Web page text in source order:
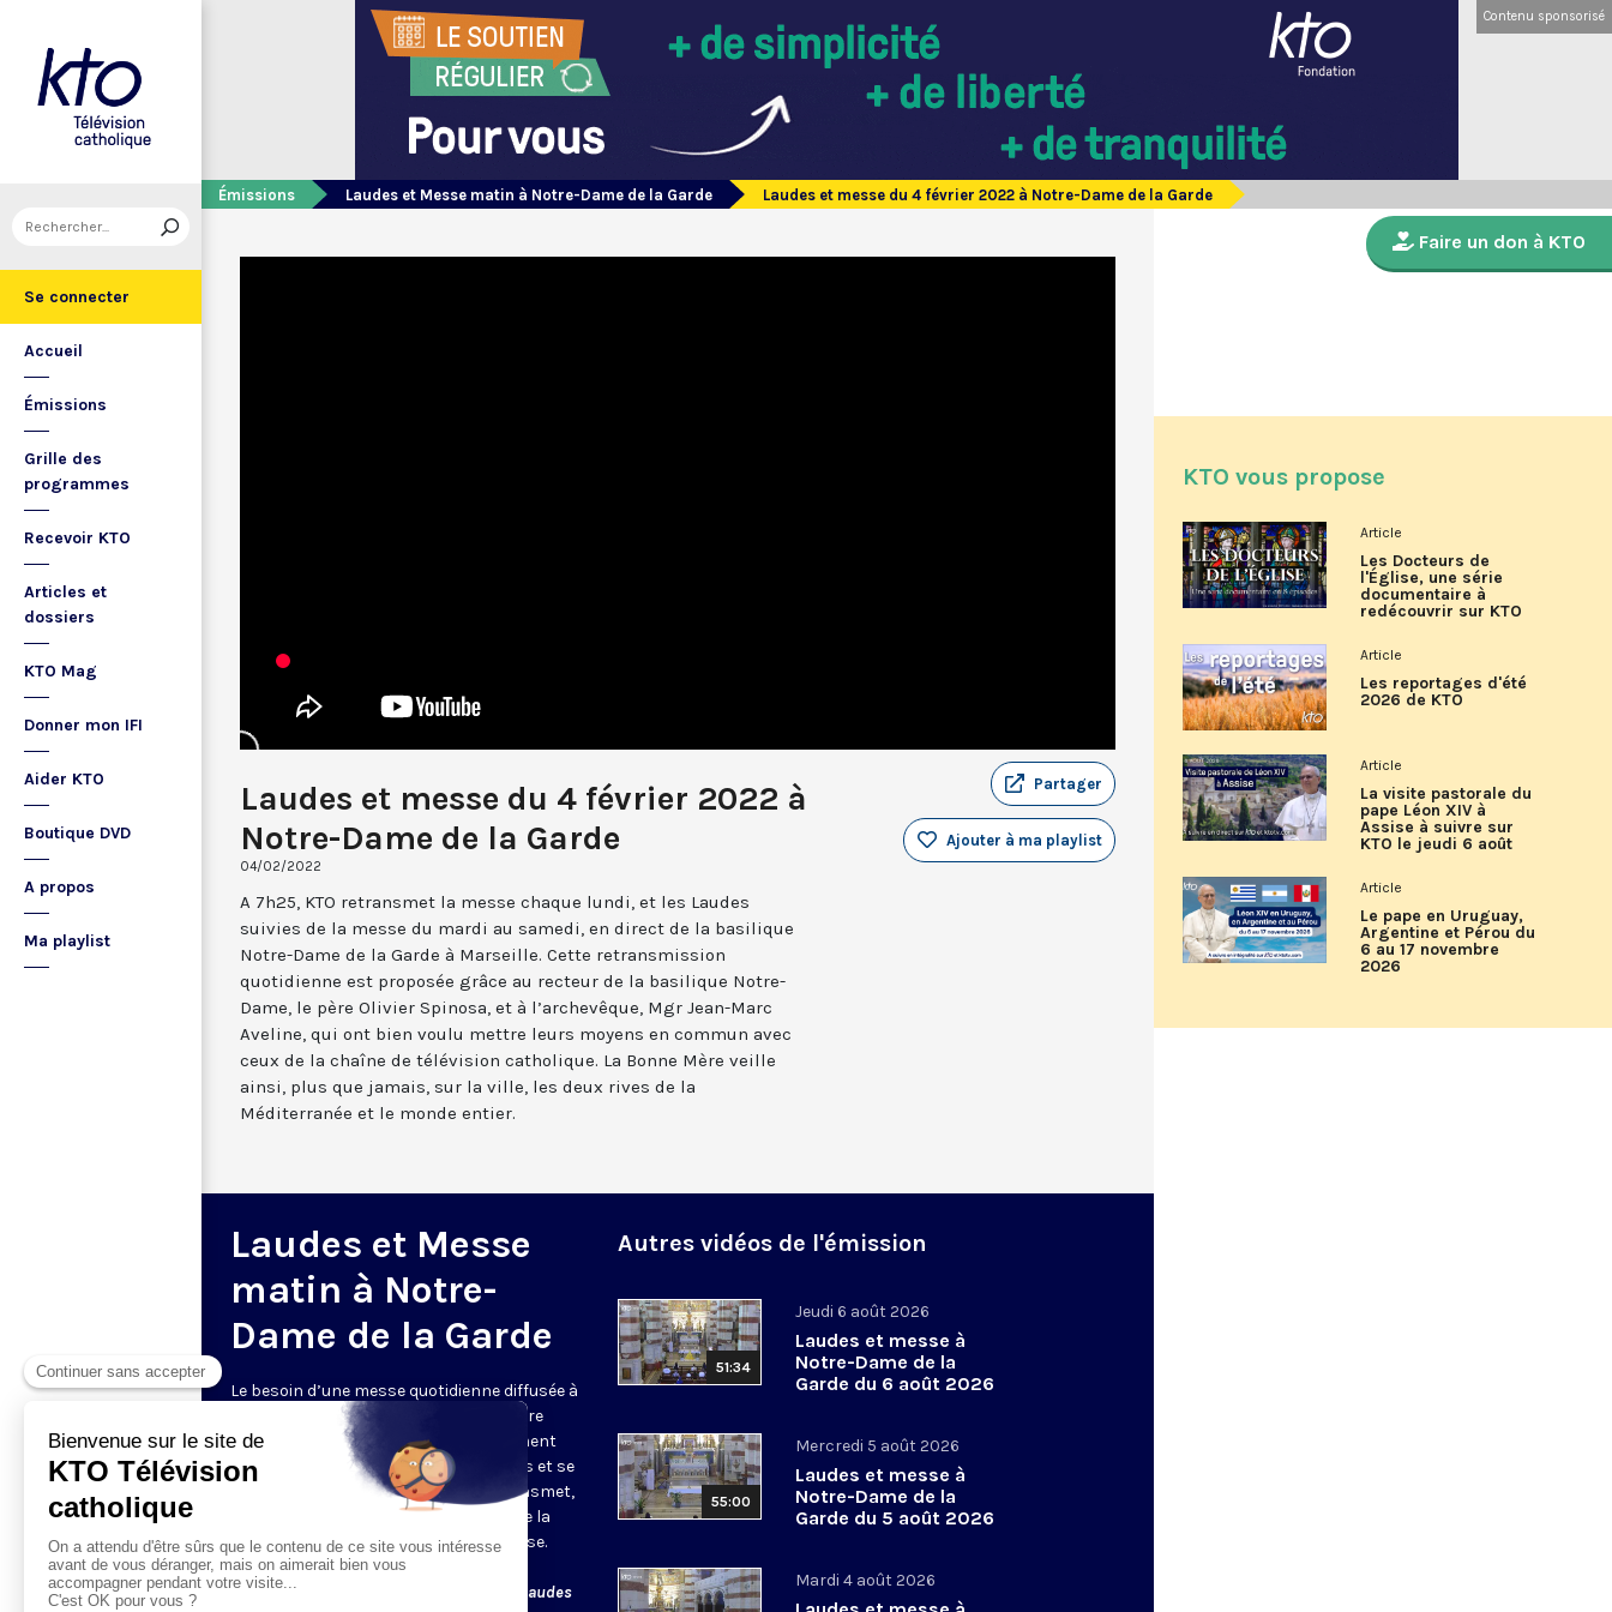
Se connecter
Accueil
Émissions
Grille des
programmes
Recevoir KTO
Articles et
dossiers
KTO Mag
Donner mon IFI
Aider KTO
Boutique DVD
A propos
Ma playlist
Contenu sponsorisé
Émissions Laudes et Messe matin à Notre-Dame de la Garde Laudes et messe du 4 février 2022 à Notre-Dame de la Garde
Laudes et messe du 4 février 2022 à
Notre-Dame de la Garde
04/02/2022
Partager
Ajouter à ma playlist
A 7h25, KTO retransmet la messe chaque lundi, et les Laudes
suivies de la messe du mardi au samedi, en direct de la basilique
Notre-Dame de la Garde à Marseille. Cette retransmission
quotidienne est proposée grâce au recteur de la basilique Notre-
Dame, le père Olivier Spinosa, et à l’archevêque, Mgr Jean-Marc
Aveline, qui ont bien voulu mettre leurs moyens en commun avec
ceux de la chaîne de télévision catholique. La Bonne Mère veille
ainsi, plus que jamais, sur la ville, les deux rives de la
Méditerranée et le monde entier.
Laudes et Messe
matin à Notre-
Dame de la Garde
Le besoin d’une messe quotidienne diffusée à
la télévision a été exprimé d’une manière
encore plus forte pendant le confinement
dans de nombreux pays francophones et se
maintient depuis la reprise. KTO retransmet,
en direct de la basilique Notre-Dame de la
Garde, à Marseille, les laudes et la messe.
Le lundi à 7h25, la messe
Du mardi au samedi à 7h25, messe avec laudes
Autres vidéos de l'émission
51:34
Jeudi 6 août 2026
Laudes et messe à
Notre-Dame de la
Garde du 6 août 2026
55:00
Mercredi 5 août 2026
Laudes et messe à
Notre-Dame de la
Garde du 5 août 2026
Mardi 4 août 2026
Faire un don à KTO
KTO vous propose
Article
Les Docteurs de
l'Église, une série
documentaire à
redécouvrir sur KTO
Article
Les reportages d'été
2026 de KTO
Article
La visite pastorale du
pape Léon XIV à
Assise à suivre sur
KTO le jeudi 6 août
Article
Le pape en Uruguay,
Argentine et Pérou du
6 au 17 novembre
2026